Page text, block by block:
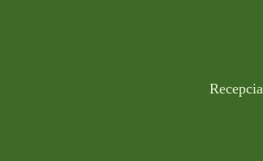
Recepcia